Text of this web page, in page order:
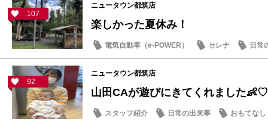
107
ニュータウン都筑店
楽しかった夏休み！
電気自動車（e-POWER） セレナ 日常
92
ニュータウン都筑店
山田CAが遊びにきてくれました👶♡
スタッフ紹介 日常の出来事 おもてなし